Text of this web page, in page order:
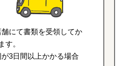
にて書類を受領してか
す。
3日間以上かかる場合